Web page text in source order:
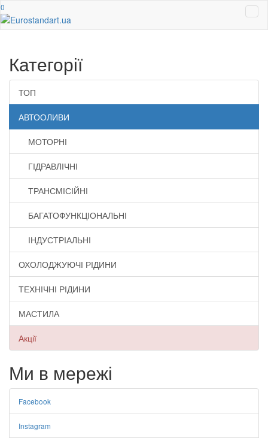
0
Категорії
ТОП
АВТООЛИВИ
МОТОРНІ
ГІДРАВЛІЧНІ
ТРАНСМІСІЙНІ
БАГАТОФУНКЦІОНАЛЬНІ
ІНДУСТРІАЛЬНІ
ОХОЛОДЖУЮЧІ РІДИНИ
ТЕХНІЧНІ РІДИНИ
МАСТИЛА
Акції
Ми в мережі
Facebook
Instagram